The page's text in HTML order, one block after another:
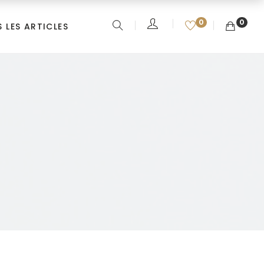
LES ARTICLES 0 0